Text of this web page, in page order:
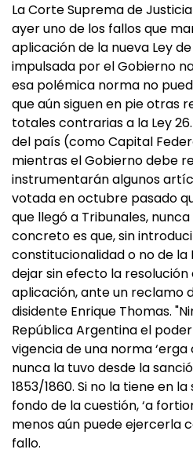
La Corte Suprema de
ayer uno de los fallos que
aplicación de la nueva Ley
impulsada por el Gobierno
esa polémica norma no
que aún siguen en pie otras
totales contrarias a la Ley
del país (como Capital
mientras el Gobierno debe
instrumentarán algunos
votada en octubre pasado
que llegó a Tribunales,
concreto es que, sin
constitucionalidad o no de la
dejar sin efecto la resolución
aplicación, ante un reclamo
disidente Enrique Thomas.
República Argentina el
vigencia de una norma
nunca la tuvo desde la
1853/1860. Si no la tiene en
fondo de la cuestión, ‘a
menos aún puede ejercerla
fallo.